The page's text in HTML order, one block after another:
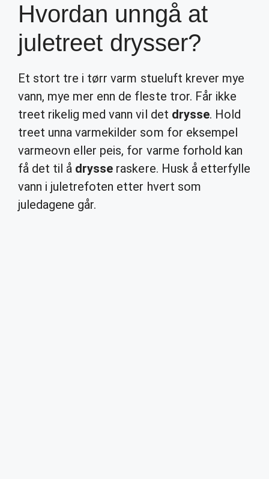
Hvordan unngå at
juletreet drysser?
Et stort tre i tørr varm stueluft krever mye
vann, mye mer enn de fleste tror. Får ikke
treet rikelig med vann vil det drysse. Hold
treet unna varmekilder som for eksempel
varmeovn eller peis, for varme forhold kan
få det til å drysse raskere. Husk å etterfylle
vann i juletrefoten etter hvert som
juledagene går.